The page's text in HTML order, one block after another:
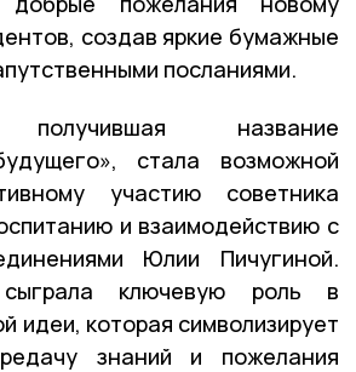
создав яркие бумажные
посланиями.
получившая название
стала возможной
участию советника
и взаимодействию с
Юлии Пичугиной.
ключевую роль в
идеи, которая символизирует
знаний и пожелания